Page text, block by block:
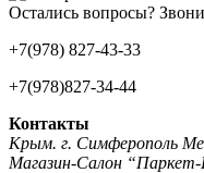
Остались вопросы?
+7(978) 827-43-33
+7(978)827-34-44
Контакты
Крым. г. Симферополь
Магазин-Салон